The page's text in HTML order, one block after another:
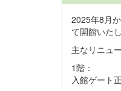
2025年8月
て開館いた
主なリニュ
1階：
入館ゲート